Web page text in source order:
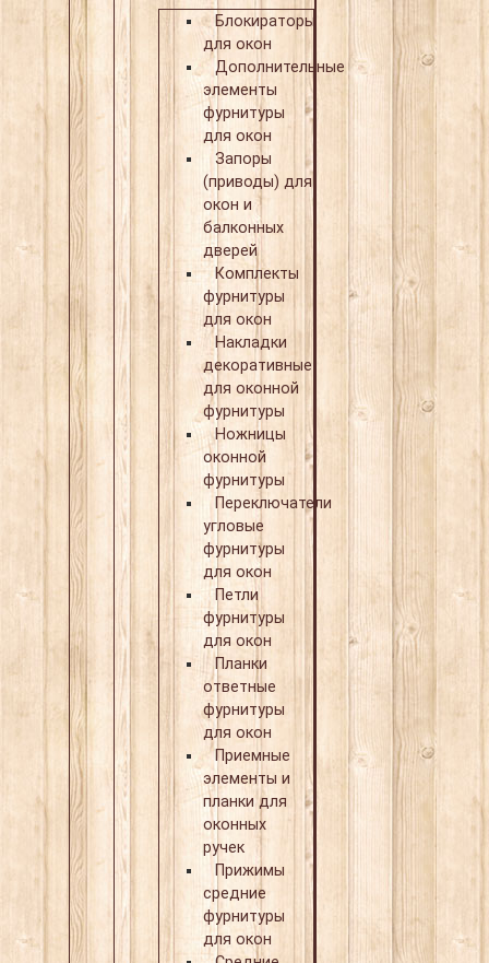
Блокираторы
для окон
Дополнительные
элементы
фурнитуры
для окон
Запоры
(приводы) для
окон и
балконных
дверей
Комплекты
фурнитуры
для окон
Накладки
декоративные
для оконной
фурнитуры
Ножницы
оконной
фурнитуры
Переключатели
угловые
фурнитуры
для окон
Петли
фурнитуры
для окон
Планки
ответные
фурнитуры
для окон
Приемные
элементы и
планки для
оконных
ручек
Прижимы
средние
фурнитуры
для окон